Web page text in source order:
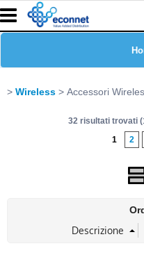
Wireless Accessori
32 risultati trovati
1
2